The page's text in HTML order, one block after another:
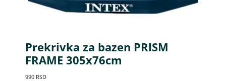
Prekrivka za bazen PRISM
FRAME 305x76cm
990 RSD